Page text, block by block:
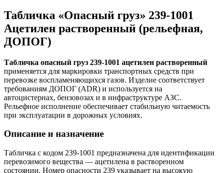
Табличка «Опасный груз» 239-1001
Ацетилен растворенный (рельефная,
ДОПОГ)
Табличка опасный груз 239-1001 ацетилен растворенный
применяется для маркировки транспортных средств при
перевозке воспламеняющихся газов. Изделие соответствует
требованиям ДОПОГ (ADR) и используется на
автоцистернах, бензовозах и в инфраструктуре АЗС.
Рельефное исполнение обеспечивает стабильную читаемость
при эксплуатации в дорожных условиях.
Описание и назначение
Табличка с кодом 239-1001 предназначена для идентификации
перевозимого вещества — ацетилена в растворенном
состоянии. Номер опасности 239 указывает на высокую